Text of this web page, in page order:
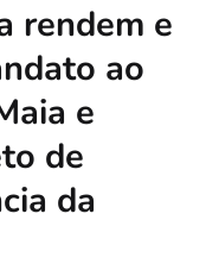
rendem e
ao
e
de
da